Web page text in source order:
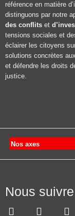
référence en matière
distinguons par notre
des conflits et
tensions sociales et
éclairer les citoyens
solutions concrètes
et défendre les droits
justice.
Nos axes
Nous suivre